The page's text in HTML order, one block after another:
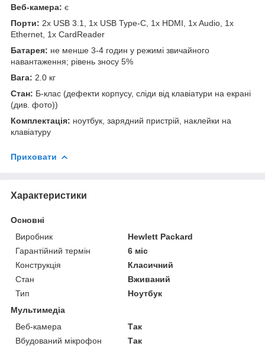
Веб-камера: є
Порти: 2x USB 3.1, 1x USB Type-C, 1x HDMI, 1x Audio, 1x
Ethernet, 1x CardReader
Батарея: не менше 3-4 годин у режимі звичайного
навантаження; рівень зносу 5%
Вага: 2.0 кг
Стан: Б-клас (дефекти корпусу, сліди від клавіатури на екрані
(див. фото))
Комплектація: ноутбук, зарядний пристрій, наклейки на
клавіатуру
Приховати
Характеристики
Основні
Виробник
Hewlett Packard
Гарантійний термін
6 міс
Конструкція
Класичний
Стан
Вживаний
Тип
Ноутбук
Мультимедіа
Веб-камера
Так
Вбудований мікрофон
Так